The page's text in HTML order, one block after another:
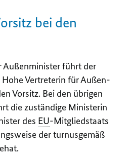
bei den
Außenminister führt der
Vertreterin für Außen-
Vorsitz. Bei den übrigen
die zuständige Ministerin
des EU-Mitgliedstaats
der turnusgemäß